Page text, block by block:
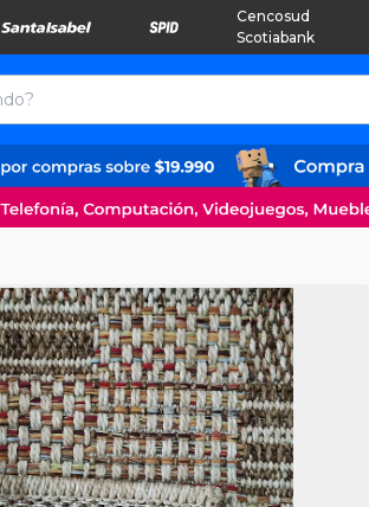
Cencosud
Scotiabank